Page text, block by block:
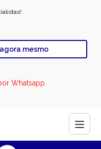
mesmo
Whatsapp